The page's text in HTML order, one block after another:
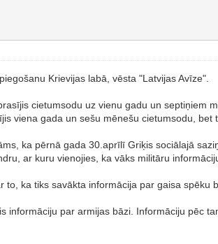
Krievijas labā, vēsta "Latvijas Avīze".
cietumsodu uz vienu gadu un septiņiem
viena gada un sešu mēnešu cietumsodu, bet
ka pērnā gada 30.aprīlī Griķis sociālajā
ar kuru vienojies, ka vāks militāru
ka tiks savākta informācija par gaisa
informāciju par armijas bāzi. Informāciju pēc